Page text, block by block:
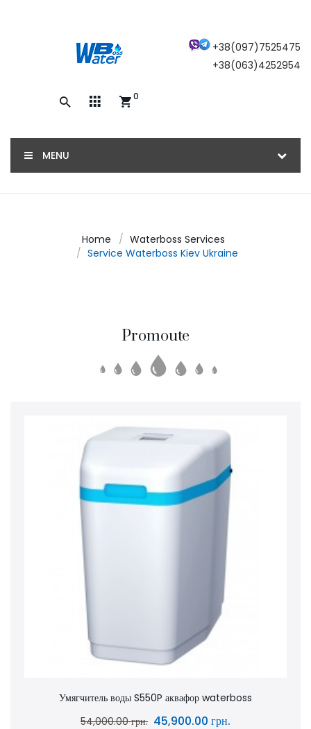
+38(097)7525475
+38(063)4252954
0
MENU
Home
Waterboss Services
Service Waterboss Kiev Ukraine
Promoute
аквафор waterboss
Умягчитель воды
62,400.00 грн.
Закажите обратный звонок, и наш
ОТПРАВИТЬ